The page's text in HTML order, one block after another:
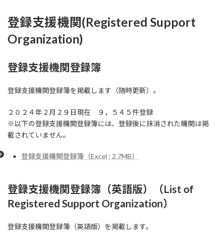
新
時
登録支援機関(Registered Support
Organization)
登録支援機関登録簿
登録支援機関登録簿を掲載します（随時更新）。
２０２４年２月２９日現在 ９，５４５件登録
※以下の登録支援機関登録簿には、登録後に抹消された機関は掲
載されていません。
登録支援機関登録簿（Excel : 2.7MB）
登録支援機関登録簿（英語版）（List of
Registered Support Organization）
登録支援機関登録簿（英語版）を掲載します。